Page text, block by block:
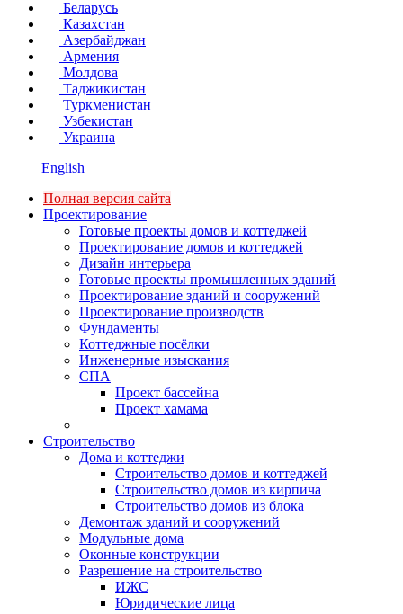
Беларусь
Казахстан
Азербайджан
Армения
Молдова
Таджикистан
Туркменистан
Узбекистан
Украина
English
Полная версия сайта
Проектирование
Готовые проекты домов и коттеджей
Проектирование домов и коттеджей
Дизайн интерьера
Готовые проекты промышленных зданий
Проектирование зданий и сооружений
Проектирование производств
Фундаменты
Коттеджные посёлки
Инженерные изыскания
СПА
Проект бассейна
Проект хамама
Строительство
Дома и коттеджи
Строительство домов и коттеджей
Строительство домов из кирпича
Строительство домов из блока
Демонтаж зданий и сооружений
Модульные дома
Оконные конструкции
Разрешение на строительство
ИЖС
Юридические лица